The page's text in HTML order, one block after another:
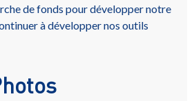
de fonds pour développer notre
à développer nos outils